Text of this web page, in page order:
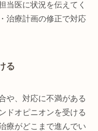
当医に状況を伝えてく
治療計画の修正で対応
る
や、対応に不満がある
ドオピニオンを受ける
療がどこまで進んでい